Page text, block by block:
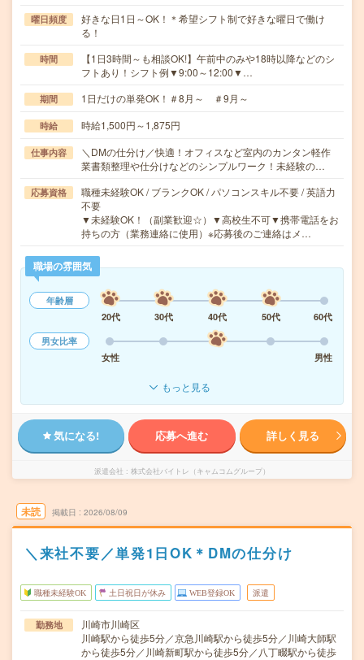
曜日頻度
好きな日1日～OK！＊希望シフト制で好きな曜日で働け
る！
時間
【1日3時間～も相談OK!】午前中のみや18時以降などのシ
フトあり！シフト例▼9:00～12:00▼…
期間 1日だけの単発OK！＃8月～ ＃9月～
時給 時給1,500円～1,875円
仕事内容
＼DMの仕分け／快適！オフィスなど室内のカンタン軽作
業書類整理や仕分けなどのシンプルワーク！未経験の…
応募資格
職種未経験OK / ブランクOK / パソコンスキル不要 / 英語力
不要
▼未経験OK！（副業歓迎☆）▼高校生不可▼携帯電話をお
持ちの方（業務連絡に使用）※応募後のご連絡はメ…
職場の雰囲気
年齢層
20代
30代 40代 50代
60代
男女比率
女性
男性
もっと見る
気になる! 応募へ進む 詳しく見る
派遣会社 株式会社バイトレ（キャムコムグループ）
未読 掲載日 2026/08/09
＼来社不要／単発1日OK＊DMの仕分け
職種未経験OK 土日祝日が休み WEB登録OK 派遣
勤務地
川崎市川崎区
川崎駅から徒歩5分／京急川崎駅から徒歩5分／川崎大師駅
から徒歩5分／川崎新町駅から徒歩5分／八丁畷駅から徒歩